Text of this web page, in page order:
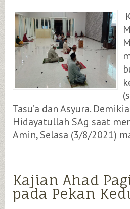
Tasu’a dan Asyura.
Hidayatullah SAg saat
Amin, Selasa (3/8/2021)
Kajian Ahad
pada Pekan